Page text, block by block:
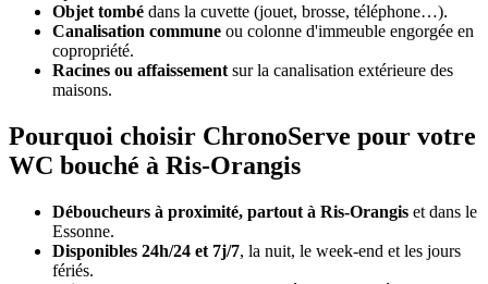
Objet tombé dans la cuvette (jouet, brosse, téléphone…).
Canalisation commune ou colonne d'immeuble engorgée en
copropriété.
Racines ou affaissement sur la canalisation extérieure des
maisons.
Pourquoi choisir ChronoServe pour votre
WC bouché à Ris-Orangis
Déboucheurs à proximité, partout à Ris-Orangis et dans le
Essonne.
Disponibles 24h/24 et 7j/7, la nuit, le week-end et les jours
fériés.